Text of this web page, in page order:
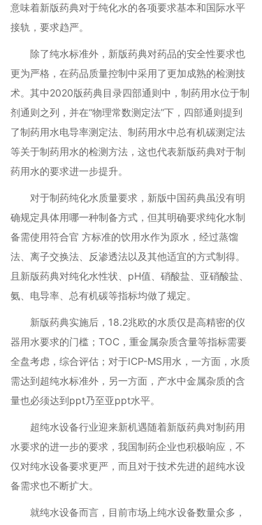
意味着新版药典对于纯化水的各项要求基本和国际水平
接轨，要求趋严。
除了纯水标准外，新版药典对药品的安全性要求也
更为严格，在药品质量控制中采用了更加成熟的检测技
术。其中2020版药典目录四部通则中，制药用水位于制
剂通则之列，并在“物理常数测定法”下，四部通则提到
了制药用水电导率测定法、制药用水中总有机碳测定法
等关于制药用水的检测方法，这也代表新版药典对于制
药用水的要求进一步提升。
对于制药纯化水质量要求，新版中国药典虽没有明
确规定具体用哪一种制备方式，但其明确要求纯化水制
备需使用符合官 方标准的饮用水作为原水，经过蒸馏
法、离子交换法、反渗透法以及其他适宜的方式制得。
且新版药典对纯化水性状、pH值、硝酸盐、亚硝酸盐、
氨、电导率、总有机碳等指标均做了规定。
新版药典实施后，18.2兆欧的水质仅是高精密的仪
器用水要求的门槛；TOC，重金属杂质含量等指标需要
全盘考虑，综合评估；对于ICP-MS用水，一方面，水质
需达到超纯水标准外，另一方面，产水中金属杂质的含
量也必须达到ppt乃至亚ppt水平。
超纯水设备行业迎来新机遇随着新版药典对制药用
水要求的进一步的要求，我国制药企业也积极响应，不
仅对纯水设备要求更严，而且对于技术先进的超纯水设
备需求也不断扩大。
就纯水设备而言，目前市场上纯水设备数量众多，